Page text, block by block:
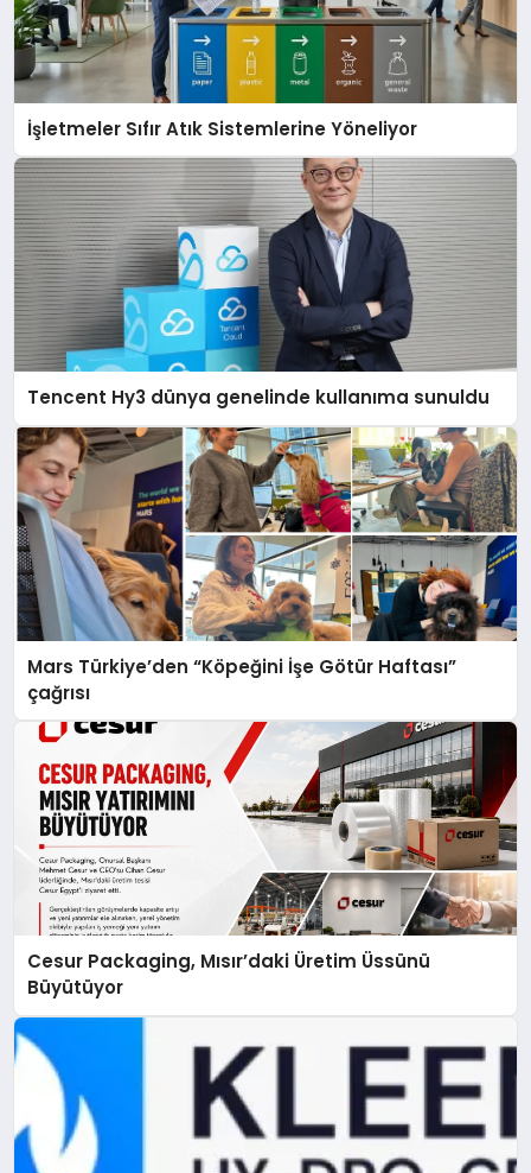
İşletmeler Sıfır Atık Sistemlerine Yöneliyor
Tencent Hy3 dünya genelinde kullanıma sunuldu
Mars Türkiye’den “Köpeğini İşe Götür Haftası”
çağrısı
Cesur Packaging, Mısır’daki Üretim Üssünü
Büyütüyor